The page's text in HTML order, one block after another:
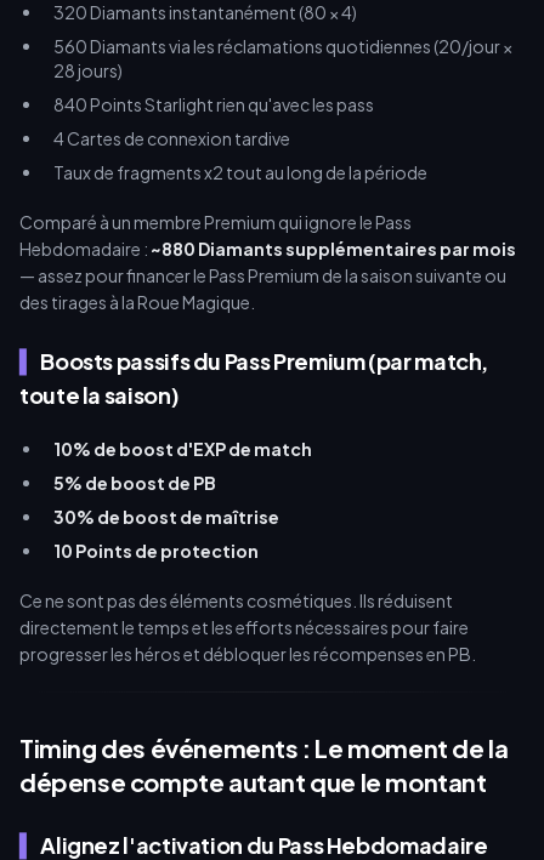
320 Diamants instantanément (80 × 4)
560 Diamants via les réclamations quotidiennes (20/jour ×
28 jours)
840 Points Starlight rien qu'avec les pass
4 Cartes de connexion tardive
Taux de fragments x2 tout au long de la période
Comparé à un membre Premium qui ignore le Pass
Hebdomadaire : ~880 Diamants supplémentaires par mois
— assez pour financer le Pass Premium de la saison suivante ou
des tirages à la Roue Magique.
Boosts passifs du Pass Premium (par match,
toute la saison)
10% de boost d'EXP de match
5% de boost de PB
30% de boost de maîtrise
10 Points de protection
Ce ne sont pas des éléments cosmétiques. Ils réduisent
directement le temps et les efforts nécessaires pour faire
progresser les héros et débloquer les récompenses en PB.
Timing des événements : Le moment de la
dépense compte autant que le montant
Alignez l'activation du Pass Hebdomadaire